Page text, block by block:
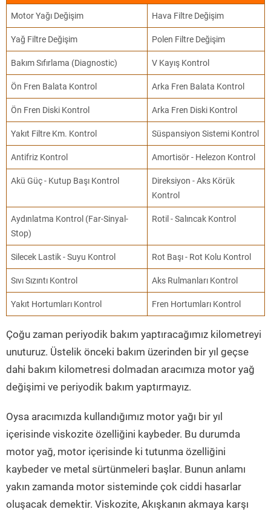
Motor Yağı Değişim Hava Filtre Değişim
Yağ Filtre Değişim Polen Filtre Değişim
Bakım Sıfırlama (Diagnostic) V Kayış Kontrol
Ön Fren Balata Kontrol Arka Fren Balata Kontrol
Ön Fren Diski Kontrol Arka Fren Diski Kontrol
Yakıt Filtre Km. Kontrol Süspansiyon Sistemi Kontrol
Antifriz Kontrol Amortisör - Helezon Kontrol
Akü Güç - Kutup Başı Kontrol
Direksiyon - Aks Körük
Kontrol
Aydınlatma Kontrol (Far-Sinyal-
Stop)
Rotil - Salıncak Kontrol
Silecek Lastik - Suyu Kontrol Rot Başı - Rot Kolu Kontrol
Sıvı Sızıntı Kontrol Aks Rulmanları Kontrol
Yakıt Hortumları Kontrol Fren Hortumları Kontrol
Çoğu zaman periyodik bakım yaptıracağımız kilometreyi
unuturuz. Üstelik önceki bakım üzerinden bir yıl geçse
dahi bakım kilometresi dolmadan aracımıza motor yağ
değişimi ve periyodik bakım yaptırmayız.
Oysa aracımızda kullandığımız motor yağı bir yıl
içerisinde viskozite özelliğini kaybeder. Bu durumda
motor yağ, motor içerisinde ki tutunma özelliğini
kaybeder ve metal sürtünmeleri başlar. Bunun anlamı
yakın zamanda motor sisteminde çok ciddi hasarlar
oluşacak demektir. Viskozite, Akışkanın akmaya karşı